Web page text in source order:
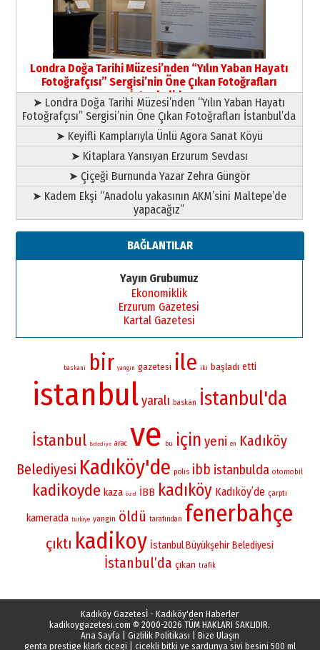
09 Temmuz 2026 Perşembe
Yusuf POLAT
Şampiyonluk Sebahattin Şirin’e
yazar
11 Mayıs 2026 Pazartesi
Londra Doğa Tarihi Müzesi’nden “Yılın Yaban Hayatı
Fotoğrafçısı” Sergisi’nin Öne Çıkan Fotoğrafları
İstanbul’da
➤ Londra Doğa Tarihi Müzesi’nden “Yılın Yaban Hayatı
Fotoğrafçısı” Sergisi’nin Öne Çıkan Fotoğrafları İstanbul’da
➤ Keyifli Kamplarıyla Ünlü Agora Sanat Köyü
➤ Kitaplara Yansıyan Erzurum Sevdası
➤ Çiçeği Burnunda Yazar Zehra Güngör
➤ Kadem Ekşi “Anadolu yakasının AKM’sini Maltepe’de
yapacağız”
BAĞLANTILAR
Yayın Grubumuz
Ekonomiklik
Erzurum Gazetesi
Kartal Gazetesi
baskani bir yangın gazetesi ile iki başladı etti
istanbul yaralı baskan İstanbul'da
İstanbul Belediye arac ve bu için yeni en
Kadıköy
Belediyesi Kadıköy'de polis ibb istanbulda otomobil
kadikoyde kaza özel İBB kadıköy Kadıköy’de çarptı
kamerada turkiye yangin öldü tarafından fenerbahçe
çıktı kadikoy İstanbul Büyükşehir Belediyesi
İstanbul’da çıkan trafik
Kadıköy Gazetesİ - Kadıköy'den Haberler
kadikoygazetesi.com © 2000-2026 TÜM HAKLARI SAKLIDIR.
Ana Sayfa| Gizlilik Politikası
Bize Ulaşın
genta prestige klark cicegi
cicekli bitki ve sardunya sivi besini 500 ml